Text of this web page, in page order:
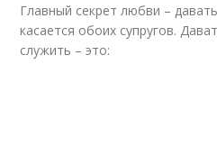
Главный секрет любви –
касается обоих супругов.
служить – это: